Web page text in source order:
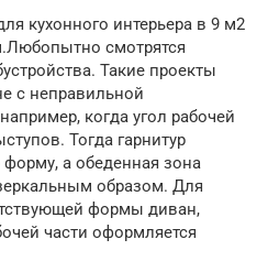
кухонного интерьера в 9 м2
смотрятся
Такие проекты
с неправильной
когда угол рабочей
Тогда гарнитур
форму, а обеденная зона
образом. Для
формы диван,
части оформляется